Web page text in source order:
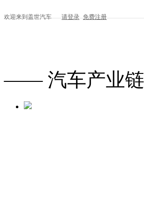
欢迎来到盖世汽车 请登录 免费注册
—— 汽车产业